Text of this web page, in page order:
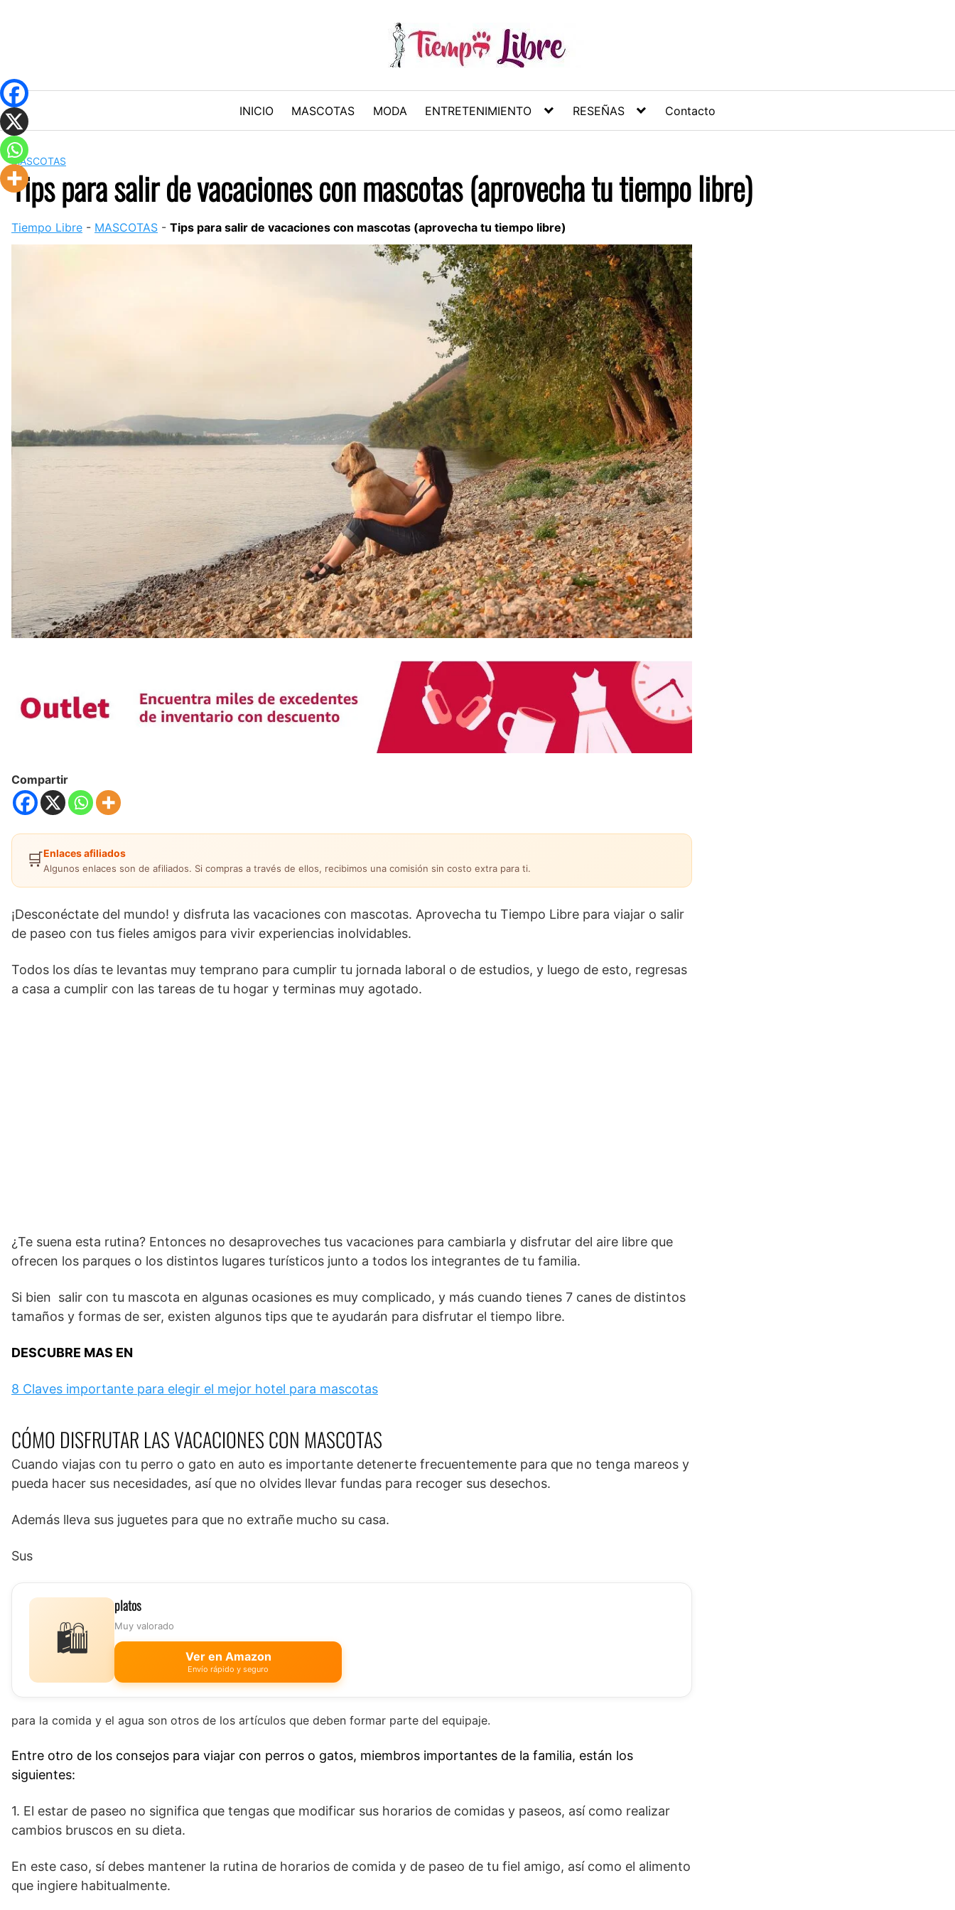
INICIO MASCOTAS MODA ENTRETENIMIENTO RESEÑAS Contacto
MASCOTAS
Tips para salir de vacaciones con mascotas (aprovecha tu tiempo libre)
Tiempo Libre - MASCOTAS - Tips para salir de vacaciones con mascotas (aprovecha tu tiempo libre)
Compartir
🛒Enlaces afiliados
Algunos enlaces son de afiliados. Si compras a través de ellos, recibimos una comisión sin costo extra para ti.
¡Desconéctate del mundo! y disfruta las vacaciones con mascotas. Aprovecha tu Tiempo Libre para viajar o salir
de paseo con tus fieles amigos para vivir experiencias inolvidables.
Todos los días te levantas muy temprano para cumplir tu jornada laboral o de estudios, y luego de esto, regresas
a casa a cumplir con las tareas de tu hogar y terminas muy agotado.
¿Te suena esta rutina? Entonces no desaproveches tus vacaciones para cambiarla y disfrutar del aire libre que
ofrecen los parques o los distintos lugares turísticos junto a todos los integrantes de tu familia.
Si bien salir con tu mascota en algunas ocasiones es muy complicado, y más cuando tienes 7 canes de distintos
tamaños y formas de ser, existen algunos tips que te ayudarán para disfrutar el tiempo libre.
DESCUBRE MAS EN
8 Claves importante para elegir el mejor hotel para mascotas
CÓMO DISFRUTAR LAS VACACIONES CON MASCOTAS
Cuando viajas con tu perro o gato en auto es importante detenerte frecuentemente para que no tenga mareos y
pueda hacer sus necesidades, así que no olvides llevar fundas para recoger sus desechos.
Además lleva sus juguetes para que no extrañe mucho su casa.
Sus
🛍️
platos
Muy valorado
Ver en Amazon
Envío rápido y seguro
para la comida y el agua son otros de los artículos que deben formar parte del equipaje.
Entre otro de los consejos para viajar con perros o gatos, miembros importantes de la familia, están los
siguientes:
1. El estar de paseo no significa que tengas que modificar sus horarios de comidas y paseos, así como realizar
cambios bruscos en su dieta.
En este caso, sí debes mantener la rutina de horarios de comida y de paseo de tu fiel amigo, así como el alimento
que ingiere habitualmente.